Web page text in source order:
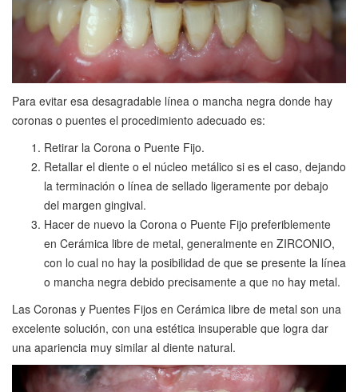
Para evitar esa desagradable línea o mancha negra donde hay
coronas o puentes el procedimiento adecuado es:
Retirar la Corona o Puente Fijo.
Retallar el diente o el núcleo metálico si es el caso, dejando
la terminación o línea de sellado ligeramente por debajo
del margen gingival.
Hacer de nuevo la Corona o Puente Fijo preferiblemente
en Cerámica libre de metal, generalmente en ZIRCONIO,
con lo cual no hay la posibilidad de que se presente la línea
o mancha negra debido precisamente a que no hay metal.
Las Coronas y Puentes Fijos en Cerámica libre de metal son una
excelente solución, con una estética insuperable que logra dar
una apariencia muy similar al diente natural.